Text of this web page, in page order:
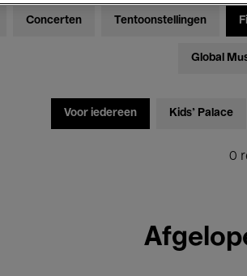
Concerten Tentoonstellingen
Global
Voor iedereen Kids’ Palace
0